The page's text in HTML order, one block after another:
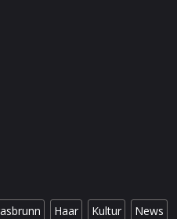
Haar Kultur News